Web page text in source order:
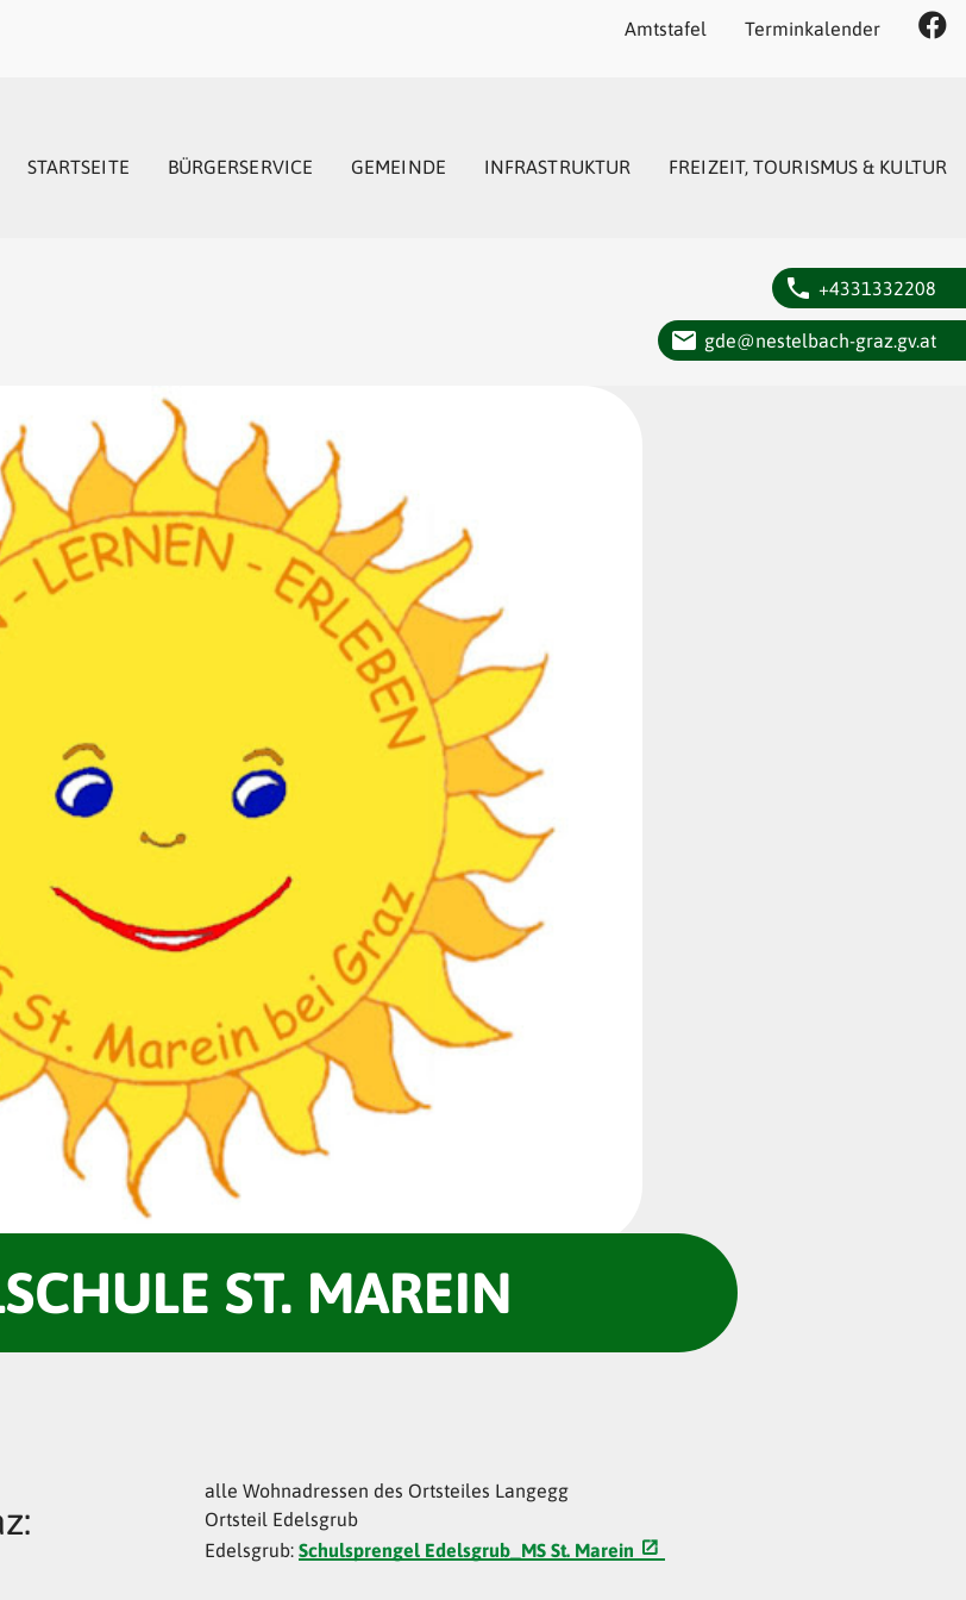
Amtstafel Terminkalender
STARTSEITE BÜRGERSERVICE GEMEINDE INFRASTRUKTUR FREIZEIT, TOURISMUS & KULTUR
phone +4331332208
email gde@nestelbach-graz.gv.at
ST. MAREIN
alle Wohnadressen des Ortsteiles Langegg
Ortsteil Edelsgrub
Edelsgrub: Schulsprengel Edelsgrub_MS St. Marein